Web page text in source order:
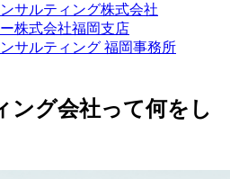
サルティング株式会社
株式会社福岡支店
サルティング 福岡事務所
ング会社って何をし